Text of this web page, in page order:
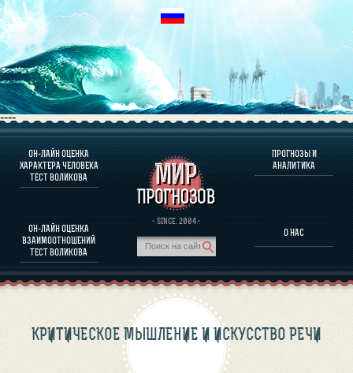
----
ОН-ЛАЙН ОЦЕНКА
ХАРАКТЕРА ЧЕЛОВЕКА
ТЕСТ ВОЛИКОВА
ОН-ЛАЙН ОЦЕНКА
ВЗАИМООТНОШЕНИЙ
ТЕСТ ВОЛИКОВА
· SINCE. 2004 ·
ПРОГНОЗЫ И
АНАЛИТИКА
О НАС
О ПРОГРАММЕ
ОЦЕНКА ХАРАКТЕРA ЧЕЛОВЕКА
ОЦЕНКА ХАРАКТЕРА ВЫДАЮЩИХСЯ ЛИЧНОСТЕЙ
О ПРОГРАММЕ
ПРОГНОЗЫ И АНАЛИТИКА
КРИТИЧЕСКОЕ МЫШЛЕНИЕ И ИСКУССТВО РЕЧИ